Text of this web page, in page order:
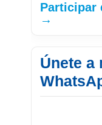
Participar
→
Únete a